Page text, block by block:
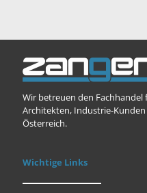
Wir betreuen den
Architekten, Industrie-
Österreich.
Wichtige Links